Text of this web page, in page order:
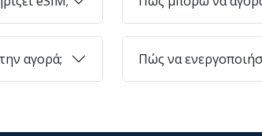
αγορά; Πώς να